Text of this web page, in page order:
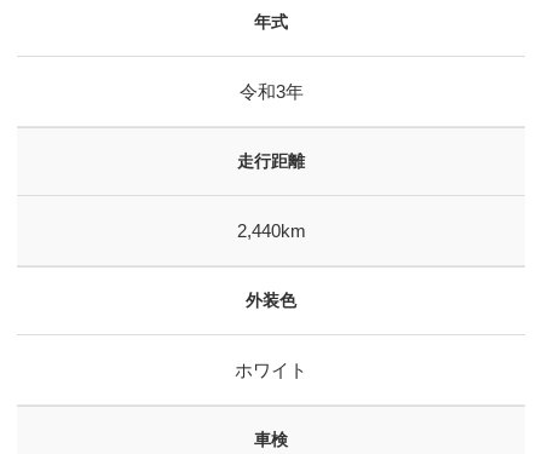
年式
令和3年
走行距離
2,440km
外装色
ホワイト
車検